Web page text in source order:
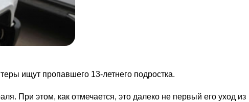
ищут пропавшего 13-летнего подростка.
При этом, как отмечается, это далеко не первый его уход из